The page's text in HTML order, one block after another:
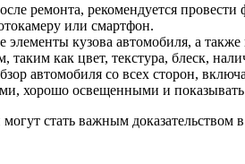
ремонта, рекомендуется
или смартфон.
элементы кузова автомобиля, а
таким как цвет, текстура, блеск,
автомобиля со всех сторон,
хорошо освещенными и показывать
стать важным доказательством